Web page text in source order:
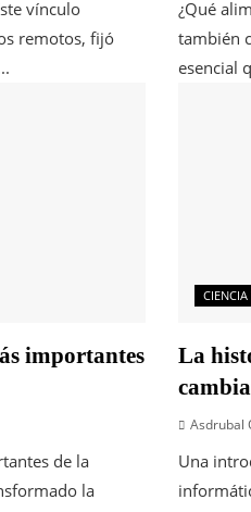
vínculo
remotos, fijó
¿Qué
también
esencial
importantes
de la
la
La
Asdrubal
Una